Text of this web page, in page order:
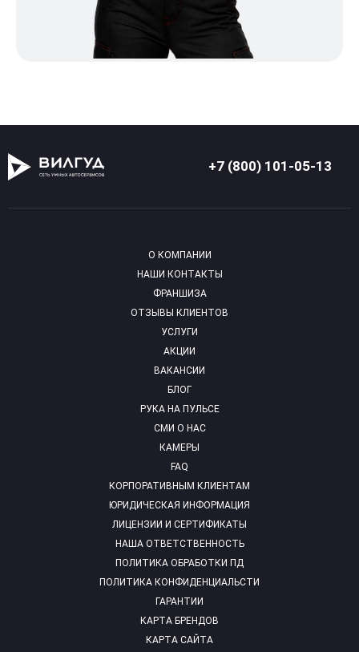
+7 (800) 101-05-13
О КОМПАНИИ
НАШИ КОНТАКТЫ
ФРАНШИЗА
ОТЗЫВЫ КЛИЕНТОВ
УСЛУГИ
АКЦИИ
ВАКАНСИИ
БЛОГ
РУКА НА ПУЛЬСЕ
СМИ О НАС
КАМЕРЫ
FAQ
КОРПОРАТИВНЫМ КЛИЕНТАМ
ЮРИДИЧЕСКАЯ ИНФОРМАЦИЯ
ЛИЦЕНЗИИ И СЕРТИФИКАТЫ
НАША ОТВЕТСТВЕННОСТЬ
ПОЛИТИКА ОБРАБОТКИ ПД
ПОЛИТИКА КОНФИДЕНЦИАЛЬСТИ
ГАРАНТИИ
КАРТА БРЕНДОВ
КАРТА САЙТА